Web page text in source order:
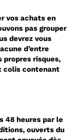
vos achats en
pas grouper
devrez vous
d’entre
propres risques,
colis contenant
48 heures par le
ouverts du